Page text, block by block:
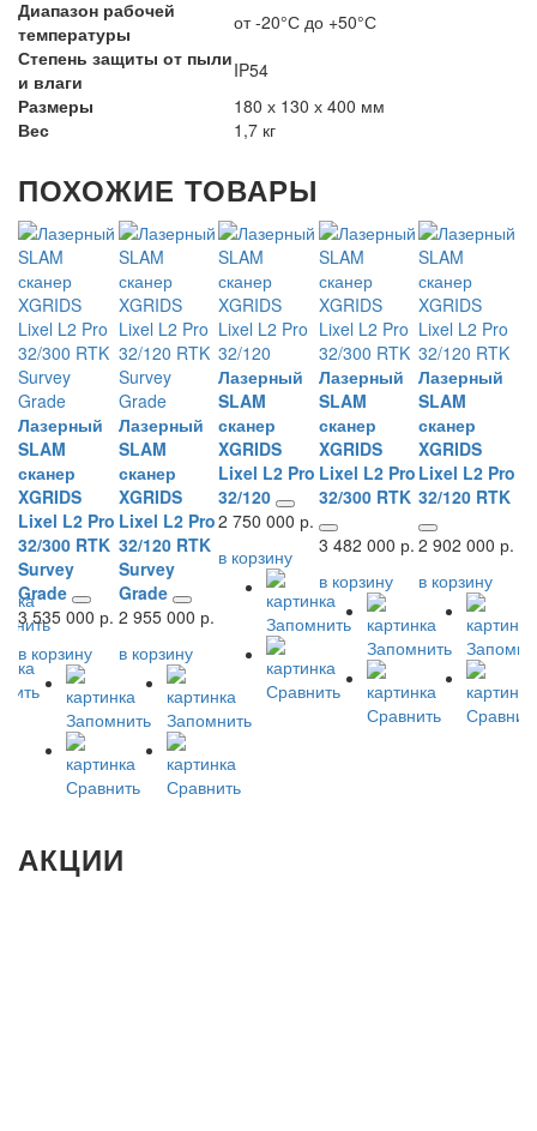
Диапазон рабочей
температуры
от -20°С до +50°С
Степень защиты от пыли
и влаги
IP54
Размеры
180 х 130 х 400 мм
Вес
1,7 кг
ПОХОЖИЕ ТОВАРЫ
Лазерный
SLAM
сканер
XGRIDS
Lixel L2 Pro
32/300 RTK
Survey
Grade
3 535 000 р.
в корзину
Запомнить
Сравнить
Лазерный
SLAM
сканер
XGRIDS
Lixel L2 Pro
32/120 RTK
Survey
Grade
2 955 000 р.
в корзину
Запомнить
Сравнить
Лазерный
SLAM
сканер
XGRIDS
Lixel L2 Pro
32/120
2 750 000 р.
в корзину
Запомнить
Сравнить
Лазерный
SLAM
сканер
XGRIDS
Lixel L2 Pro
32/300 RTK
3 482 000 р.
в корзину
Запомнить
Сравнить
Лазерный
SLAM
сканер
XGRIDS
Lixel L2 Pro
32/120 RTK
2 902 000 р.
в корзину
в
АКЦИИ